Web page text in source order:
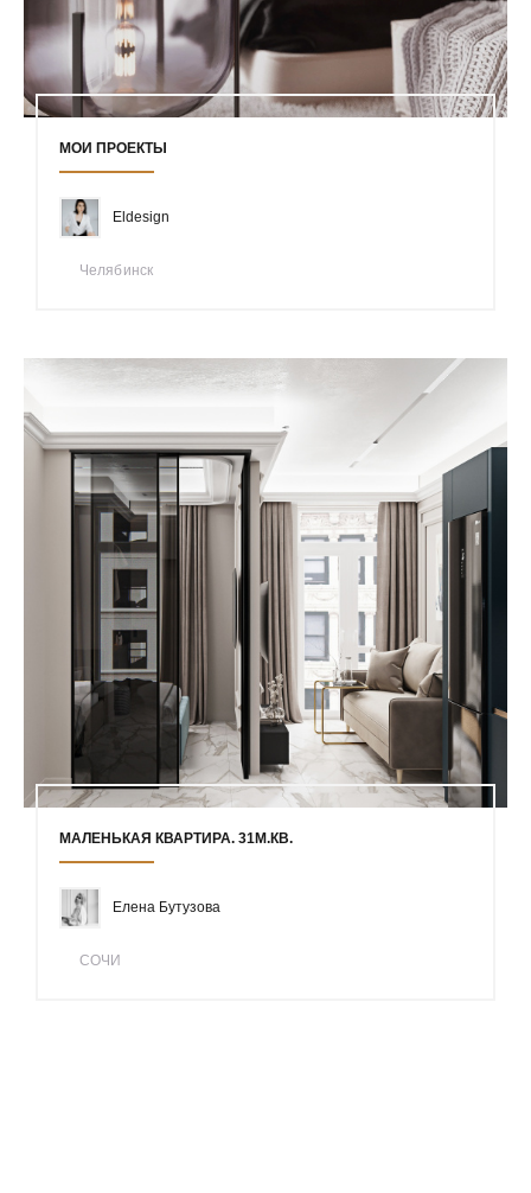
МОИ ПРОЕКТЫ
Eldesign
Челябинск
МАЛЕНЬКАЯ КВАРТИРА. 31М.КВ.
Елена Бутузова
СОЧИ